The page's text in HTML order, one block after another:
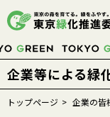
企業等による緑
トップページ 企業の皆